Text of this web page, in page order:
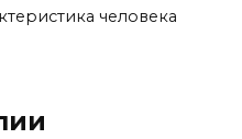
человека